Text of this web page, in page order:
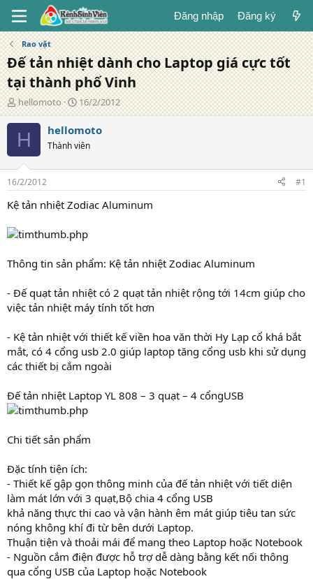
Đăng nhập Đăng ký
Rao vặt
Đế tản nhiệt dành cho Laptop giá cực tốt
tại thành phố Vinh
T
á
c
g
ả
hellomoto
N
g
à
y
đ
g
16/2/2012
H hellomoto
Thành viên
16/2/2012 #1
Kệ tản nhiệt Zodiac Aluminum
Thông tin sản phẩm: Kệ tản nhiệt Zodiac Aluminum
- Đế quạt tản nhiệt có 2 quạt tản nhiệt rộng tới 14cm giúp cho
việc tản nhiệt máy tính tốt hơn
- Kệ tản nhiệt với thiết kế viền hoa văn thời Hy Lạp cổ khá bắt
mắt, có 4 cổng usb 2.0 giúp laptop tăng cổng usb khi sử dụng
các thiết bị cắm ngoài
Đế tản nhiệt Laptop YL 808 – 3 quạt – 4 cổngUSB
Chi tiết sản phẩm
Đặc tính tiện ích:
- Thiết kế gập gọn thông minh của đế tản nhiệt với tiết diện
làm mát lớn với 3 quạt,Bộ chia 4 cổng USB
khả năng thực thi cao và vận hành êm mát giúp tiêu tan sức
nóng không khí đi từ bên dưới Laptop.
Thuận tiện và thoải mái để mang theo Laptop hoặc Notebook
- Nguồn cắm điện được hỗ trợ dễ dàng bằng kết nối thông
qua cổng USB của Laptop hoặc Notebook